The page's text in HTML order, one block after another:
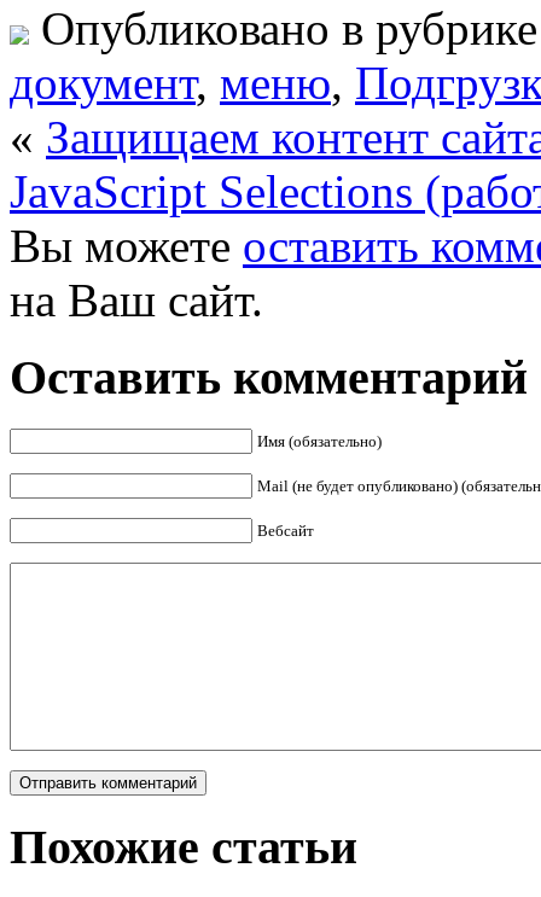
Опубликовано в
документ, меню,
« Защищаем контент
JavaScript Selections
Вы можете оставить
на Ваш сайт.
Оставить комментарий
Имя (обязательно)
Mail (не будет опубликовано)
Вебсайт
Похожие статьи